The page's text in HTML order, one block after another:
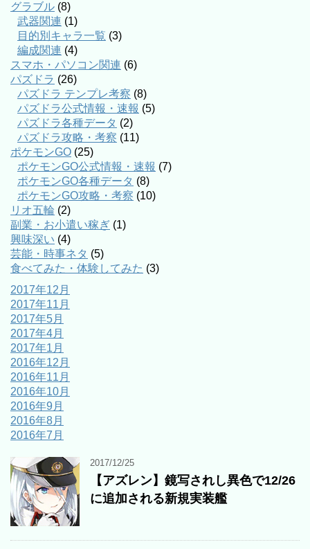
グラブル (8)
武器関連 (1)
目的別キャラ一覧 (3)
編成関連 (4)
スマホ・パソコン関連 (6)
パズドラ (26)
パズドラ テンプレ考察 (8)
パズドラ公式情報・速報 (5)
パズドラ各種データ (2)
パズドラ攻略・考察 (11)
ポケモンGO (25)
ポケモンGO公式情報・速報 (7)
ポケモンGO各種データ (8)
ポケモンGO攻略・考察 (10)
リオ五輪 (2)
副業・お小遣い稼ぎ (1)
興味深い (4)
芸能・時事ネタ (5)
食べてみた・体験してみた (3)
2017年12月
2017年11月
2017年5月
2017年4月
2017年1月
2016年12月
2016年11月
2016年10月
2016年9月
2016年8月
2016年7月
2017/12/25
【アズレン】鏡写されし異色で12/26
に追加される新規実装艦